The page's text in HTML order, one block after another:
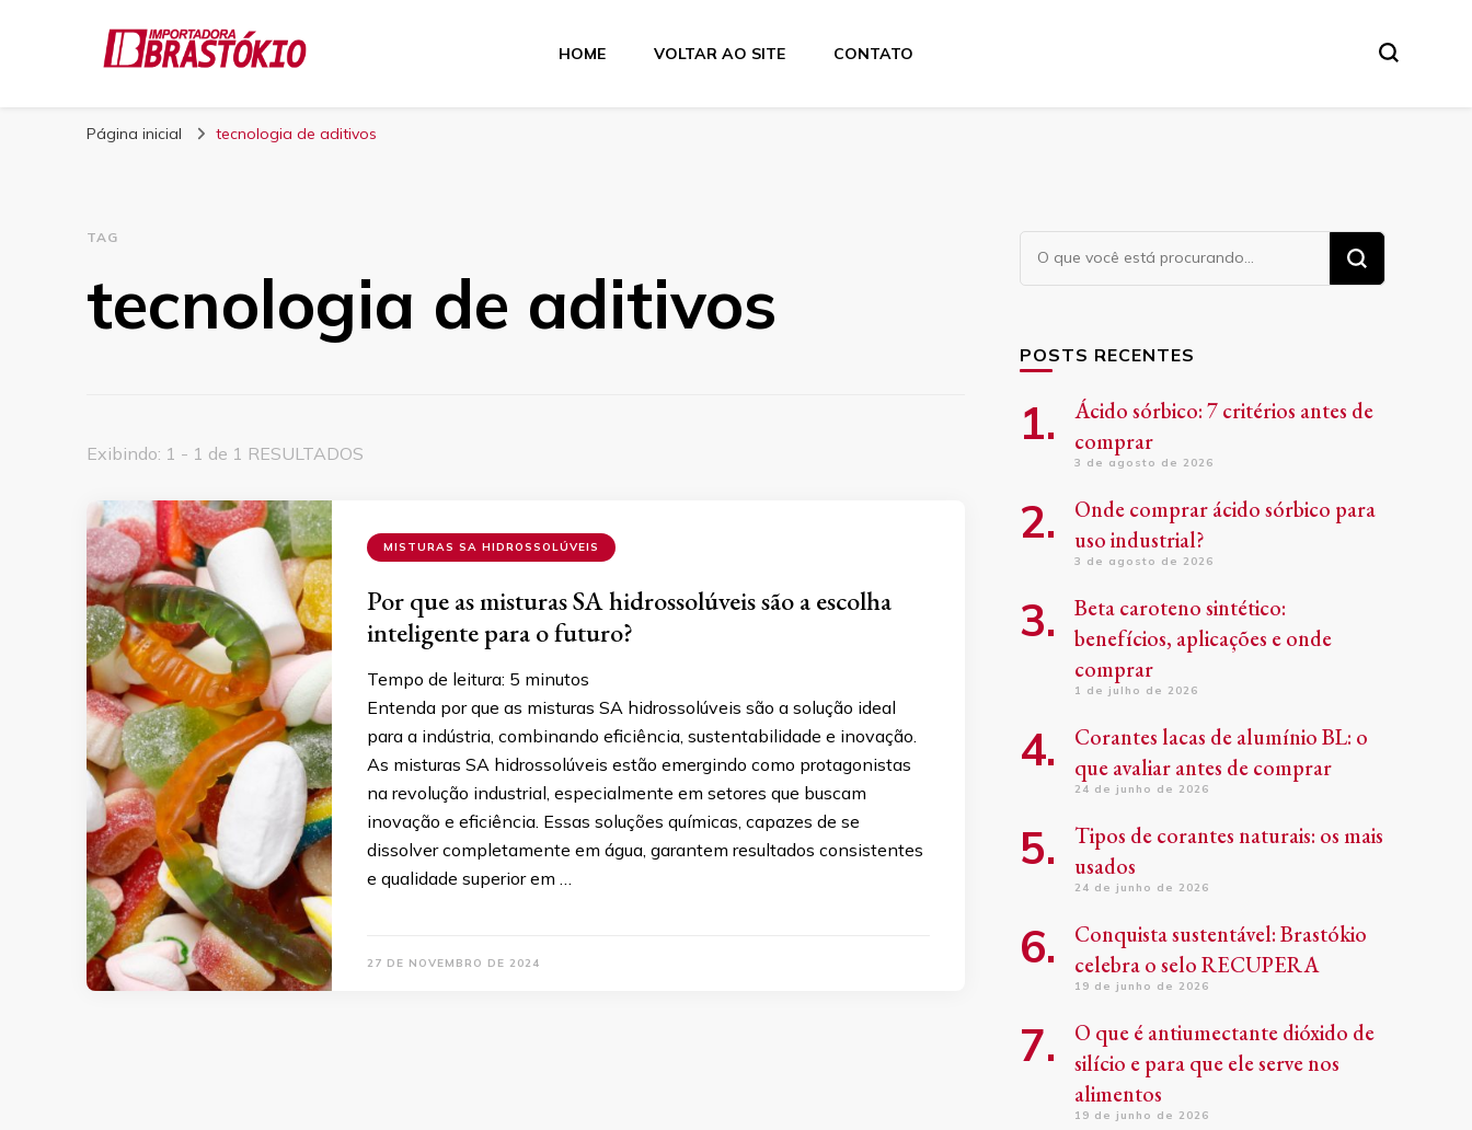
Blog Brastokio
HOME VOLTAR AO SITE CONTATO
Página inicial tecnologia de aditivos
TAG
tecnologia de aditivos
Exibindo: 1 - 1 de 1 RESULTADOS
MISTURAS SA HIDROSSOLÚVEIS
Por que as misturas SA hidrossolúveis são a escolha
inteligente para o futuro?
Tempo de leitura: 5 minutos
Entenda por que as misturas SA hidrossolúveis são a solução ideal
para a indústria, combinando eficiência, sustentabilidade e inovação.
As misturas SA hidrossolúveis estão emergindo como protagonistas
na revolução industrial, especialmente em setores que buscam
inovação e eficiência. Essas soluções químicas, capazes de se
dissolver completamente em água, garantem resultados consistentes
e qualidade superior em …
27 DE NOVEMBRO DE 2024
Procurando
algo?
POSTS RECENTES
Ácido sórbico: 7 critérios antes de
comprar
3 de agosto de 2026
Onde comprar ácido sórbico para
uso industrial?
3 de agosto de 2026
Beta caroteno sintético:
benefícios, aplicações e onde
comprar
1 de julho de 2026
Corantes lacas de alumínio BL: o
que avaliar antes de comprar
24 de junho de 2026
Tipos de corantes naturais: os mais
usados
24 de junho de 2026
Conquista sustentável: Brastókio
celebra o selo RECUPERA
19 de junho de 2026
O que é antiumectante dióxido de
silício e para que ele serve nos
alimentos
19 de junho de 2026